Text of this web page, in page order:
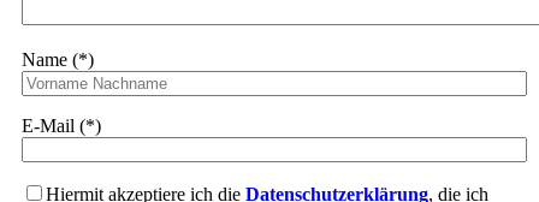
Name (*)
E-Mail (*)
Hiermit akzeptiere ich die Datenschutzerklärung, die ich